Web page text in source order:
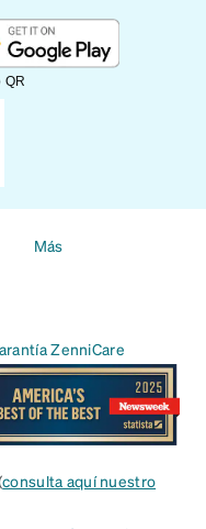
QR
Más
ZenniCare
consulta aquí nuestro